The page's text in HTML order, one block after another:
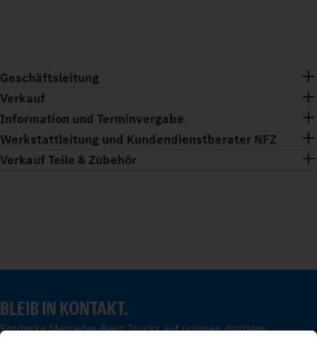
Geschäftsleitung
Verkauf
Information und Terminvergabe
Werkstattleitung und Kundendienstberater NFZ
Verkauf Teile & Zubehör
BLEIB IN KONTAKT.
Entdecke Mercedes-Benz Trucks auf unseren digitalen